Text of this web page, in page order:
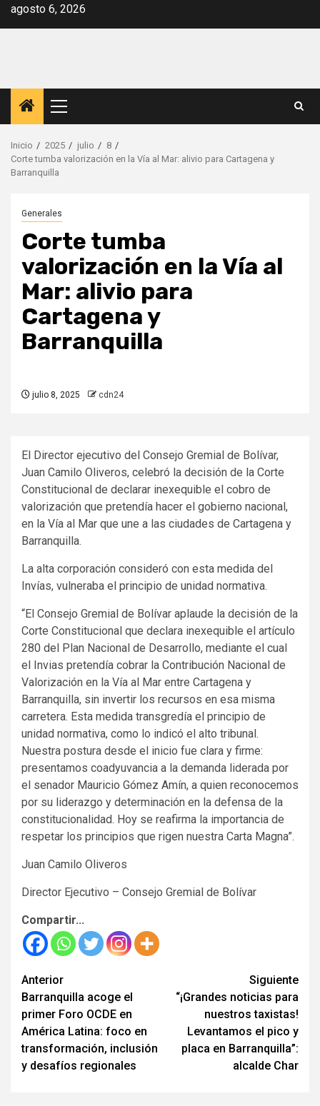
Saltar
agosto 6, 2026
Menú
principal
Inicio 2025 julio
8
Corte tumba valorización en la Vía al Mar: alivio para Cartagena y
Barranquilla
Generales
Corte tumba
valorización en la Vía al
Mar: alivio para
Cartagena y
Barranquilla
julio 8, 2025 cdn24
El Director ejecutivo del Consejo Gremial de Bolívar,
Juan Camilo Oliveros, celebró la decisión de la Corte
Constitucional de declarar inexequible el cobro de
valorización que pretendía hacer el gobierno nacional,
en la Vía al Mar que une a las ciudades de Cartagena y
Barranquilla.
La alta corporación consideró con esta medida del
Invías, vulneraba el principio de unidad normativa.
“El Consejo Gremial de Bolívar aplaude la decisión de la
Corte Constitucional que declara inexequible el artículo
280 del Plan Nacional de Desarrollo, mediante el cual
el Invias pretendía cobrar la Contribución Nacional de
Valorización en la Vía al Mar entre Cartagena y
Barranquilla, sin invertir los recursos en esa misma
carretera. Esta medida transgredía el principio de
unidad normativa, como lo indicó el alto tribunal.
Nuestra postura desde el inicio fue clara y firme:
presentamos coadyuvancia a la demanda liderada por
el senador Mauricio Gómez Amín, a quien reconocemos
por su liderazgo y determinación en la defensa de la
constitucionalidad. Hoy se reafirma la importancia de
respetar los principios que rigen nuestra Carta Magna”.
Juan Camilo Oliveros
Director Ejecutivo – Consejo Gremial de Bolívar
Compartir...
Seguir
leyendo
Anterior
Barranquilla acoge el
primer Foro OCDE en
América Latina: foco en
transformación, inclusión
y desafíos regionales
Siguiente
“¡Grandes noticias para
nuestros taxistas!
Levantamos el pico y
placa en Barranquilla”:
alcalde Char